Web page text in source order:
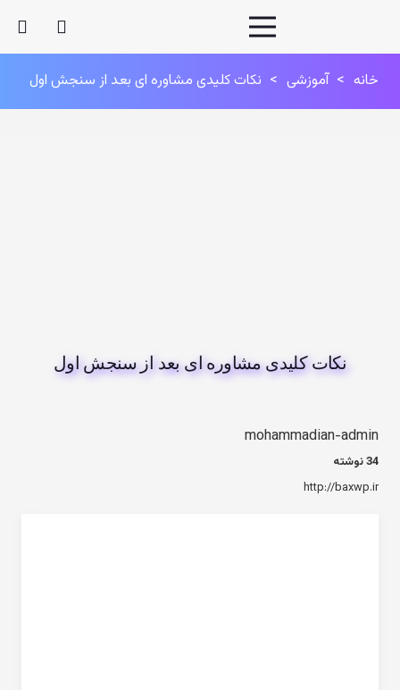
خانه > آموزشی > نکات کلیدی مشاوره ای بعد از سنجش اول
نکات کلیدی مشاوره ای بعد از سنجش اول
mohammadian-admin
34 نوشته
http://baxwp.ir